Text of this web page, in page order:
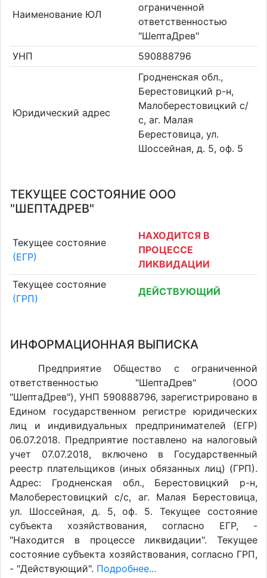
Наименование ЮЛ
ограниченной
ответственностью
"ШептаДрев"
УНП
590888796
Юридический адрес
Гродненская обл.,
Берестовицкий р-н,
Малоберестовицкий с/
с, аг. Малая
Берестовица, ул.
Шоссейная, д. 5, оф. 5
ТЕКУЩЕЕ СОСТОЯНИЕ ООО
"ШЕПТАДРЕВ"
Текущее состояние
(ЕГР)
НАХОДИТСЯ В
ПРОЦЕССЕ
ЛИКВИДАЦИИ
Текущее состояние
(ГРП)
ДЕЙСТВУЮЩИЙ
ИНФОРМАЦИОННАЯ ВЫПИСКА
Предприятие Общество с ограниченной
ответственностью "ШептаДрев" (ООО
"ШептаДрев"), УНП 590888796, зарегистрировано в
Едином государственном регистре юридических
лиц и индивидуальных предпринимателей (ЕГР)
06.07.2018. Предприятие поставлено на налоговый
учет 07.07.2018, включено в Государственный
реестр плательщиков (иных обязанных лиц) (ГРП).
Адрес: Гродненская обл., Берестовицкий р-н,
Малоберестовицкий с/с, аг. Малая Берестовица,
ул. Шоссейная, д. 5, оф. 5. Текущее состояние
субъекта хозяйствования, согласно ЕГР, -
"Находится в процессе ликвидации". Текущее
состояние субъекта хозяйствования, согласно ГРП,
- "Действующий". Подробнее...